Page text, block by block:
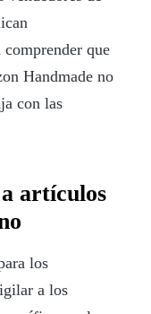
comprender que
Handmade no
con las
artículos
los
a los